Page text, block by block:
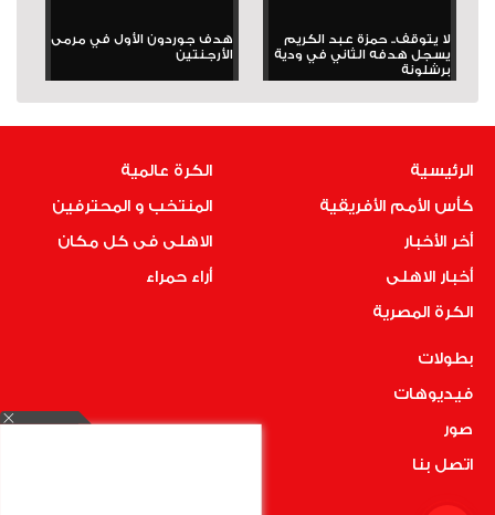
لا يتوقف.. حمزة عبد الكريم
يسجل هدفه الثاني في ودية
برشلونة
هدف جوردون الأول في مرمى
الأرجنتين
الرئيسية
كأس الأمم الأفريقية
أخر الأخبار
أخبار الاهلى
الكرة المصرية
الكرة عالمية
المنتخب و المحترفين
الاهلى فى كل مكان
أراء حمراء
بطولات
فيديوهات
صور
اتصل بنا